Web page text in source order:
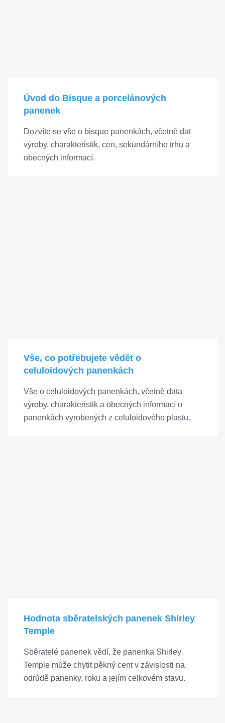
Úvod do Bisque a porcelánových
panenek
Dozvíte se vše o bisque panenkách, včetně dat
výroby, charakteristik, cen, sekundárního trhu a
obecných informací.
Vše, co potřebujete vědět o
celuloidových panenkách
Vše o celuloidových panenkách, včetně data
výroby, charakteristik a obecných informací o
panenkách vyrobených z celuloidového plastu.
Hodnota sběratelských panenek Shirley
Temple
Sběratelé panenek vědí, že panenka Shirley
Temple může chytit pěkný cent v závislosti na
odrůdě panenky, roku a jejím celkovém stavu.